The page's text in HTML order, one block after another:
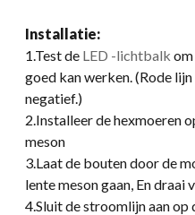
Installatie:
1.Test de LED -lichtbalk
goed kan werken. (Rode
negatief.)
2.Installeer de hexmoeren
meson
3.Laat de bouten door de
lente meson gaan, En draai
4.Sluit de stroomlijn aan op